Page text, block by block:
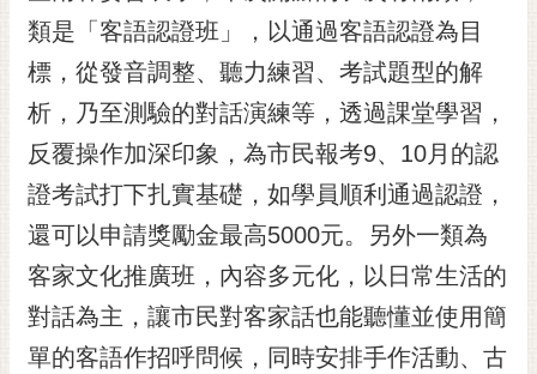
桐
花
祭
網
站
導
覽
訂
閱
RSS
訂
類是「客語認證班」，以通過客語認證為目
標，從發音調整、聽力練習、考試題型的解
析，乃至測驗的對話演練等，透過課堂學習，
反覆操作加深印象，為市民報考9、10月的認
證考試打下扎實基礎，如學員順利通過認證，
還可以申請獎勵金最高5000元。另外一類為
客家文化推廣班，內容多元化，以日常生活的
對話為主，讓市民對客家話也能聽懂並使用簡
單的客語作招呼問候，同時安排手作活動、古